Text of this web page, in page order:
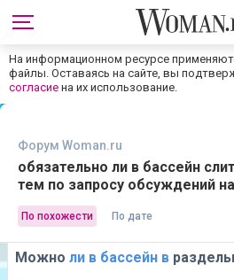
На информационном ресурсе
файлы. Оставаясь на сайте, вы
согласие на их использование.
Форум Woman.ru
обязательно ли в бассейн
тем по запросу обсуждений
По похожести По дате
Можно ли в бассейн в